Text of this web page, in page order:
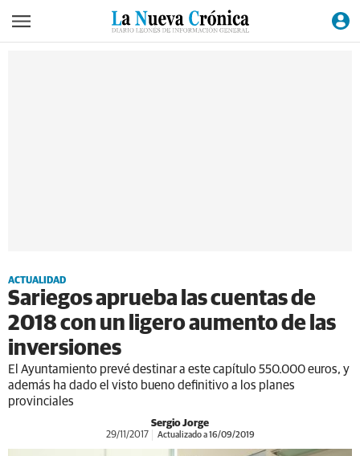
ACTUALIDAD
Sariegos aprueba las cuentas de
2018 con un ligero aumento de las
inversiones
El Ayuntamiento prevé destinar a este capítulo 550.000 euros, y
además ha dado el visto bueno definitivo a los planes
provinciales
Sergio Jorge
29/11/2017 Actualizado a 16/09/2019